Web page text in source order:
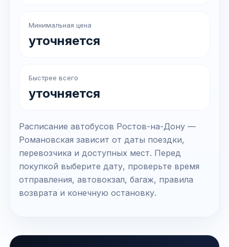
Минимальная цена
уточняется
Быстрее всего
уточняется
Расписание автобусов Ростов-на-Дону —
Романовская зависит от даты поездки,
перевозчика и доступных мест. Перед
покупкой выберите дату, проверьте время
отправления, автовокзал, багаж, правила
возврата и конечную остановку.